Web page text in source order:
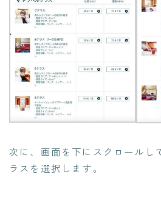
次に、画面を下にスクロールし
ラスを選択します。